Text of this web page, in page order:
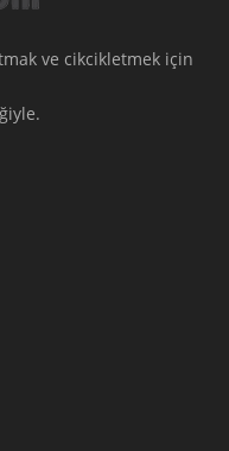
ve cikcikletmek için